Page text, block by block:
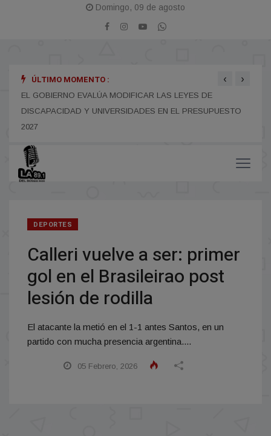
Domingo, 09 de agosto
ÚLTIMO MOMENTO :
EL GOBIERNO EVALÚA MODIFICAR LAS LEYES DE
DISCAPACIDAD Y UNIVERSIDADES EN EL PRESUPUESTO
2027
‹ ›
DEPORTES
Calleri vuelve a ser: primer
gol en el Brasileirao post
lesión de rodilla
El atacante la metió en el 1-1 antes Santos, en un
partido con mucha presencia argentina....
05 Febrero, 2026